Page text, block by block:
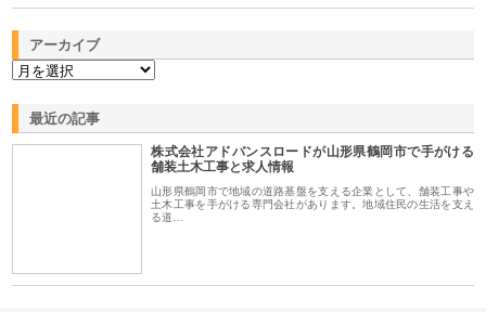
アーカイブ
最近の記事
株式会社アドバンスロードが山形県鶴岡市で手がける
舗装土木工事と求人情報
山形県鶴岡市で地域の道路基盤を支える企業として、舗装工事や
土木工事を手がける専門会社があります。地域住民の生活を支え
る道…